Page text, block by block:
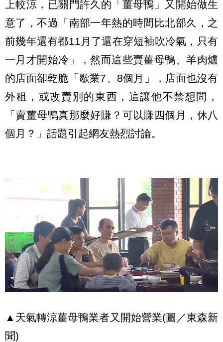
上較涼，已關門許久的「薑母鴨」又開始做生
意了，不過「南部一年熱的時間比北部久，之
前幾年還有都11月了還在穿短袖吹冷氣，只有
一月才開始冷」，然而這些賣薑母鴨、羊肉爐
的店面卻乾脆「歇業7、8個月」，店面也沒有
外租，或改賣別的東西，這讓他不禁想問，
「賣薑母鴨真那麼好賺？可以賺四個月，休八
個月？」話題引起網友熱烈討論。
▲天氣轉涼薑母鴨業者又開始營業(圖／東森新
聞)